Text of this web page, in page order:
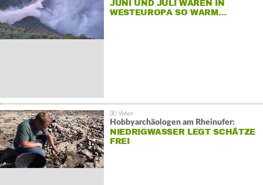
JUNI UND JULI WAREN IN
WESTEUROPA SO WARM…
Hobbyarchäologen am Rheinufer:
NIEDRIGWASSER LEGT SCHÄTZE
FREI